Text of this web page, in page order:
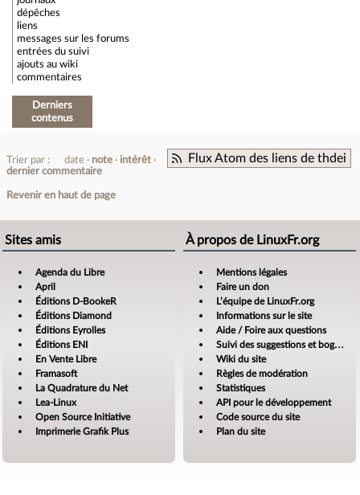
dépêches
liens
messages sur les forums
entrées du suivi
ajouts au wiki
commentaires
Derniers
contenus
Flux Atom des liens de thdei
Trier par : date note
intérêt
dernier commentaire
Revenir en haut de page
Sites amis
Agenda du Libre
April
Éditions D-BookeR
Éditions Diamond
Éditions Eyrolles
Éditions ENI
En Vente Libre
Framasoft
La Quadrature du Net
Lea-Linux
Open Source Initiative
Imprimerie Grafik Plus
À propos de LinuxFr.org
Mentions légales
Faire un don
L’équipe de LinuxFr.org
Informations sur le site
Aide / Foire aux questions
Suivi des suggestions et bogues
Wiki du site
Règles de modération
Statistiques
API pour le développement
Code source du site
Plan du site